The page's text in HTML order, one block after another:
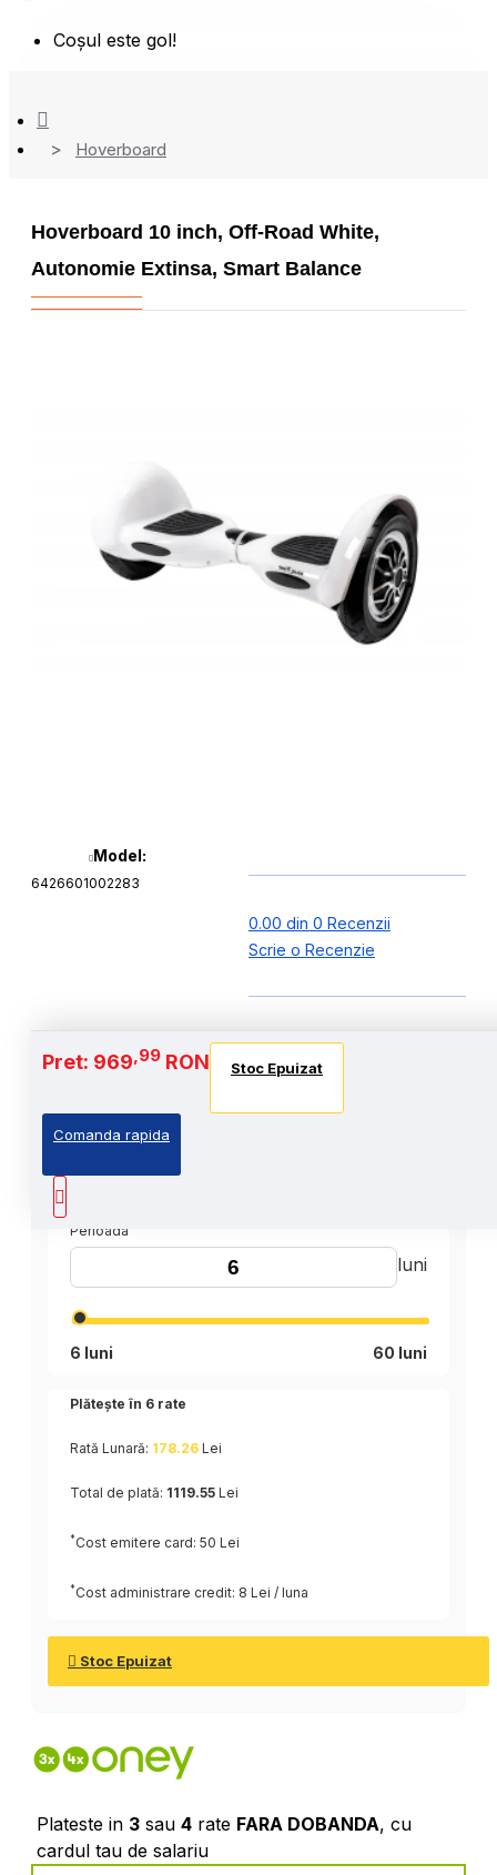
Coșul este gol!
Hoverboard
Hoverboard 10 inch, Off-Road White,
Autonomie Extinsa, Smart Balance
Model:
6426601002283
0.00 din 0 Recenzii
Scrie o Recenzie
Pret: 969,99 RON Stoc Epuizat
Comanda rapida
Perioada
luni
6 luni 60 luni
Plătește în 6 rate
Rată Lunară: 178.26 Lei
Total de plată: 1119.55 Lei
* Cost emitere card: 50 Lei
* Cost administrare credit: 8 Lei / luna
Stoc Epuizat
Plateste in 3 sau 4 rate FARA DOBANDA, cu
cardul tau de salariu